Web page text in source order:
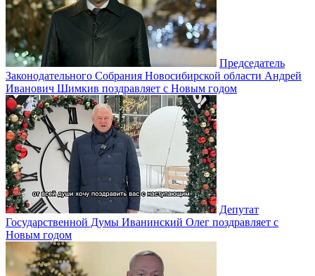
Председатель
Законодательного Собрания Новосибирской области Андрей
Иванович Шимкив поздравляет с Новым годом
Депутат
Государственной Думы Иванинский Олег поздравляет с
Новым годом